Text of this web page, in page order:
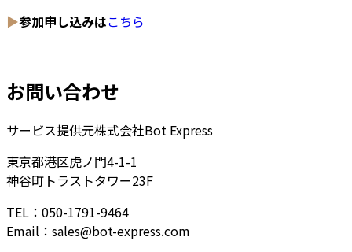
▶参加申し込みはこちら
お問い合わせ
サービス提供元株式会社Bot Express
東京都港区虎ノ門4-1-1
神谷町トラストタワー23F
TEL：050-1791-9464
Email：sales@bot-express.com